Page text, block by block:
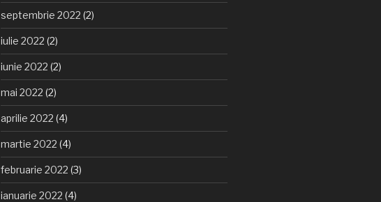
septembrie 2022 (2)
iulie 2022 (2)
iunie 2022 (2)
mai 2022 (2)
aprilie 2022 (4)
martie 2022 (4)
februarie 2022 (3)
ianuarie 2022 (4)